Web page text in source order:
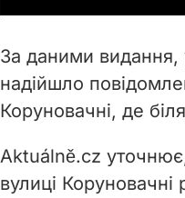
За даними видання,
надійшло
Коруновачні, де
Aktuálně.cz
вулиці Коруновачні